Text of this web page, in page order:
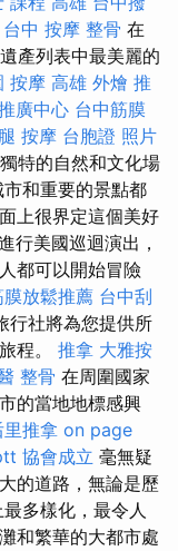
台中 按摩 整骨 在
產列表中最美麗的
按摩 高雄 外燴 推
廣中心 台中筋膜
按摩 台胞證 照片
特的自然和文化場
和重要的景點都
上很界定這個美好
行美國巡迴演出，
都可以開始冒險
膜放鬆推薦 台中刮
行社將為您提供所
程。 推拿 大雅按
整骨 在周圍國家
的當地地標感興
里推拿 on page
協會成立 毫無疑
的道路，無論是歷
多樣化，最令人
和繁華的大都市處